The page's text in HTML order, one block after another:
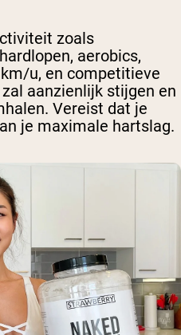
zoals
aerobics,
u, en competitieve
aanzienlijk stijgen en
Vereist dat je
je maximale hartslag.